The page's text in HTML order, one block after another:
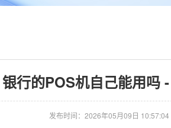
银行的POS机自己能用吗
发布时间：2026年05月09日 10:57:04